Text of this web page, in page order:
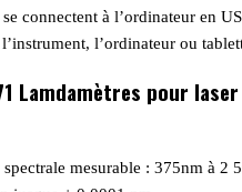
connectent à l’ordinateur en
l’ordinateur ou
Lamdamètres pour
spectrale mesurable : 375nm à 2